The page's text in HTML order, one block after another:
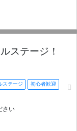
荒らし対策もされ
ステージ！
ステージ 初心者歓迎
さい